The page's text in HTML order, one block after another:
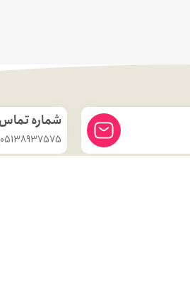
شماره تماس
05138937575 و 09357887575